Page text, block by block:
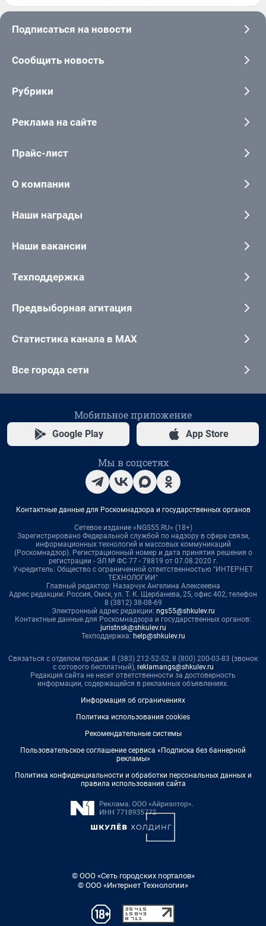
Подписаться на новости
Сообщить новость
Рубрики
Реклама на сайте
Прайс-лист
О компании
Наши награды
Наши вакансии
Техподдержка
Предвыборная агитация
Статистика канала в MAX
Все города сети
Мобильное приложение
Google Play App Store
Мы в соцсетях
Контактные данные для Роскомнадзора и государственных органов
Сетевое издание «NGS55.RU» (18+)
Зарегистрировано Федеральной службой по надзору в сфере связи,
информационных технологий и массовых коммуникаций
(Роскомнадзор). Регистрационный номер и дата принятия решения о
регистрации - ЭЛ № ФС 77 - 78819 от 07.08.2020 г.
Учредитель: Общество с ограниченной ответственностью "ИНТЕРНЕТ
ТЕХНОЛОГИИ"
Главный редактор: Назарчук Ангелина Алексеевна
Адрес редакции: Россия, Омск, ул. Т. К. Щербанева, 25, офис 402, телефон
8 (3812) 38-08-69
Электронный адрес редакции: ngs55@shkulev.ru
Контактные данные для Роскомнадзора и государственных органов:
juristnsk@shkulev.ru
Техподдержка: help@shkulev.ru
Связаться с отделом продаж: 8 (383) 212-52-52, 8 (800) 200-03-83 (звонок
с сотового бесплатный), reklamangs@shkulev.ru
Редакция сайта не несет ответственности за достоверность
информации, содержащейся в рекламных объявлениях.
Информация об ограничениях
Политика использования cookies
Рекомендательные системы
Пользовательское соглашение сервиса «Подписка без баннерной
рекламы»
Политика конфиденциальности и обработки персональных данных и
правила использования сайта
© ООО «Сеть городских порталов»
© ООО «Интернет Технологии»